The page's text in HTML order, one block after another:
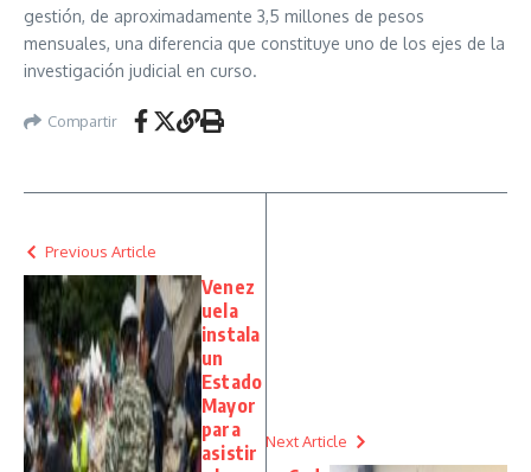
gestión, de aproximadamente 3,5 millones de pesos
mensuales, una diferencia que constituye uno de los ejes de la
investigación judicial en curso.
Compartir
Previous Article
Venez
uela
instala
un
Estado
Mayor
para
asistir Next Article